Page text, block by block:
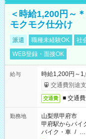
＜時給1,200円～
モクモク仕分け
派遣 職種未経験OK 社
WEB登録・面接OK
給与
時給1,200円～
交通費別途
交通費 ■ 交通
勤務地
山梨県甲府市
甲府駅からバイ
バイク・車 / …